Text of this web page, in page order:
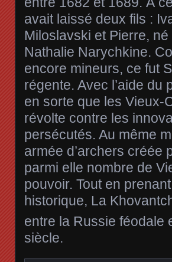
avait laissé deux fils :
Miloslavski et Pierre,
Nathalie Narychkine.
encore mineurs, ce fut
régente. Avec l’aide du
en sorte que les
révolte contre les
persécutés. Au même
armée d’archers créée
parmi elle nombre de
pouvoir. Tout en
historique, La
entre la Russie féodale
siècle.